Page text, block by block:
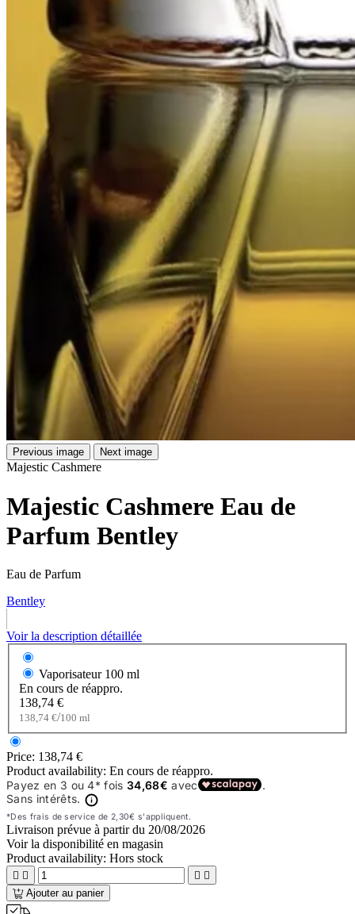
Previous image Next image
Majestic Cashmere
Majestic Cashmere Eau de
Parfum Bentley
Eau de Parfum
Bentley
Voir la description détaillée
Vaporisateur 100 ml
En cours de réappro.
138,74 €
138,74 €/100 ml
Price: 138,74 €
Product availability: En cours de réappro.
Livraison prévue à partir du 20/08/2026
Voir la disponibilité en magasin
Product availability: Hors stock
   
Ajouter au panier